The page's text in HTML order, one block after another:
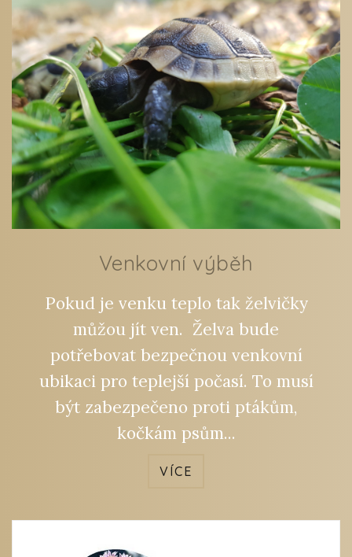
Venkovní výběh
Pokud je venku teplo tak želvičky
můžou jít ven. Želva bude
potřebovat bezpečnou venkovní
ubikaci pro teplejší počasí. To musí
být zabezpečeno proti ptákům,
kočkám psům...
VÍCE